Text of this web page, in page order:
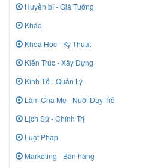
Huyền bí - Giả Tưởng
Khác
Khoa Học - Kỹ Thuật
Kiến Trúc - Xây Dựng
Kinh Tế - Quản Lý
Làm Cha Mẹ - Nuôi Dạy Trẻ
Lịch Sử - Chính Trị
Luật Pháp
Marketing - Bán hàng